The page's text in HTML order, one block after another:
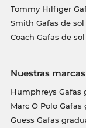
Tommy Hilfiger
Smith Gafas de sol
Coach Gafas de sol
Nuestras
Humphreys Gafas
Marc O Polo Gafas
Guess Gafas